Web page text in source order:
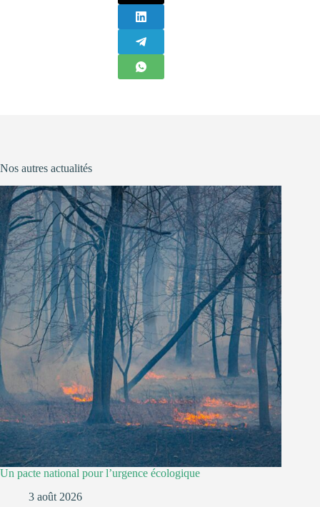
Nos autres actualités
Un pacte national pour l’urgence écologique
3 août 2026